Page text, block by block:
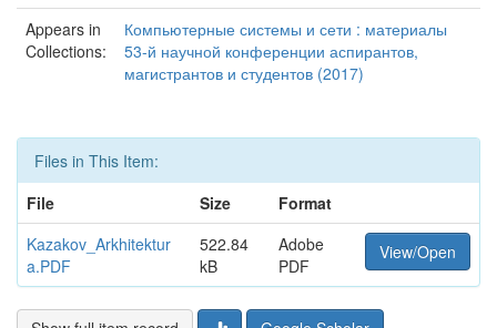
Appears in
Collections:
Компьютерные системы и сети : материалы
53-й научной конференции аспирантов,
магистрантов и студентов (2017)
Files in This Item:
File
Size
Format
Kazakov_Arkhitektur
a.PDF
522.84
kB
Adobe
PDF
View/Open